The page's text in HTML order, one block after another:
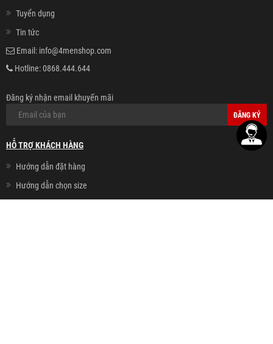
Tuyển dụng
Tin tức
Email: info@4menshop.com
Hotline:0868.444.644
Đăng ký nhận email khuyến mãi
ĐĂNG KÝ
HỖ TRỢ KHÁCH HÀNG
Hướng dẫn đặt hàng
Hướng dẫn chọn size